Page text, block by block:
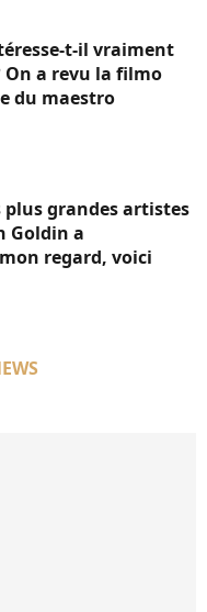
t-il vraiment
On a revu la filmo
du maestro
plus grandes artistes
Goldin a
regard, voici